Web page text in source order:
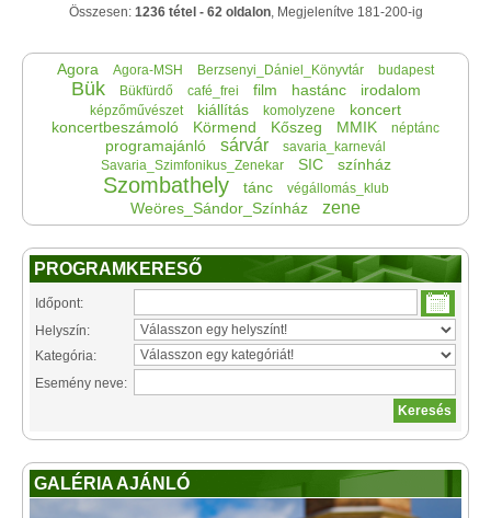
Összesen: 1236 tétel - 62 oldalon, Megjelenítve 181-200-ig
Agora Agora-MSH Berzsenyi_Dániel_Könyvtár budapest
Bük Bükfürdő café_frei film hastánc irodalom
képzőművészet kiállítás komolyzene
koncert
koncertbeszámoló
Körmend Kőszeg MMIK néptánc
programajánló sárvár
savaria_karnevál
Savaria_Szimfonikus_Zenekar
SIC színház
Szombathely tánc végállomás_klub
Weöres_Sándor_Színház zene
PROGRAMKERESŐ
Időpont:
Helyszín:
Kategória:
Esemény neve:
GALÉRIA AJÁNLÓ